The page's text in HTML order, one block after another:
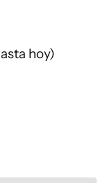
hoy)